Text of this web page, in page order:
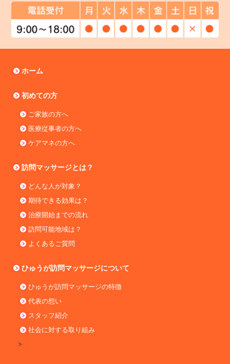
ホーム
初めての方
ご家族の方へ
医療従事者の方へ
ケアマネの方へ
訪問マッサージとは？
どんな人が対象？
期待できる効果は？
治療開始までの流れ
訪問可能地域は？
よくあるご質問
ひゅうが訪問マッサージについて
ひゅうが訪問マッサージの特徴
代表の想い
スタッフ紹介
社会に対する取り組み
>